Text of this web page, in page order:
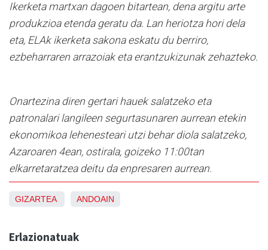
Ikerketa martxan dagoen bitartean, dena argitu arte
produkzioa etenda geratu da. Lan heriotza hori dela
eta, ELAk ikerketa sakona eskatu du berriro,
ezbeharraren arrazoiak eta erantzukizunak zehazteko.
Onartezina diren gertari hauek salatzeko eta
patronalari langileen segurtasunaren aurrean etekin
ekonomikoa lehenesteari utzi behar diola salatzeko,
Azaroaren 4ean, ostirala, goizeko 11:00tan
elkarretaratzea deitu da enpresaren aurrean.
GIZARTEA ANDOAIN
Erlazionatuak